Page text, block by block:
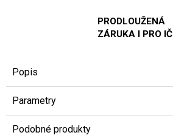
PRODLOUŽENÁ
ZÁRUKA I PRO IČ
Popis
Parametry
Podobné produkty